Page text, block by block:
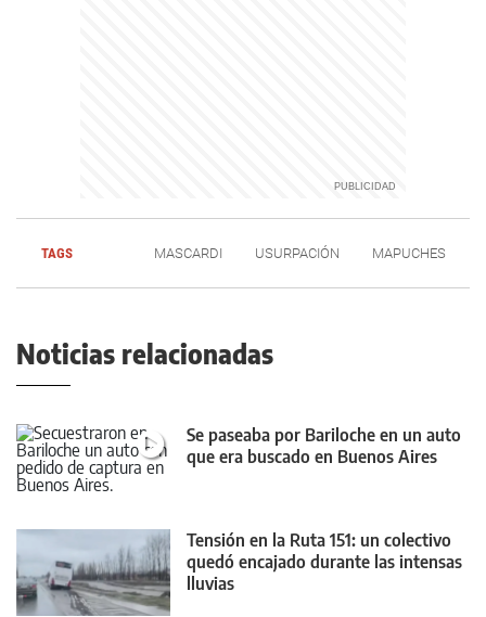
TAGS MASCARDI USURPACIÓN MAPUCHES
Noticias relacionadas
Se paseaba por Bariloche en un auto
que era buscado en Buenos Aires
Tensión en la Ruta 151: un colectivo
quedó encajado durante las intensas
lluvias